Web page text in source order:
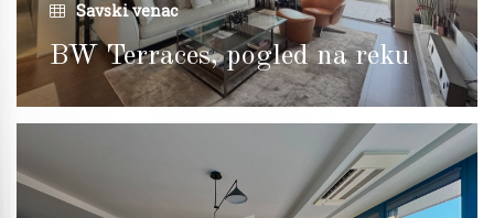
Savski venac
BW Terraces, pogled na reku